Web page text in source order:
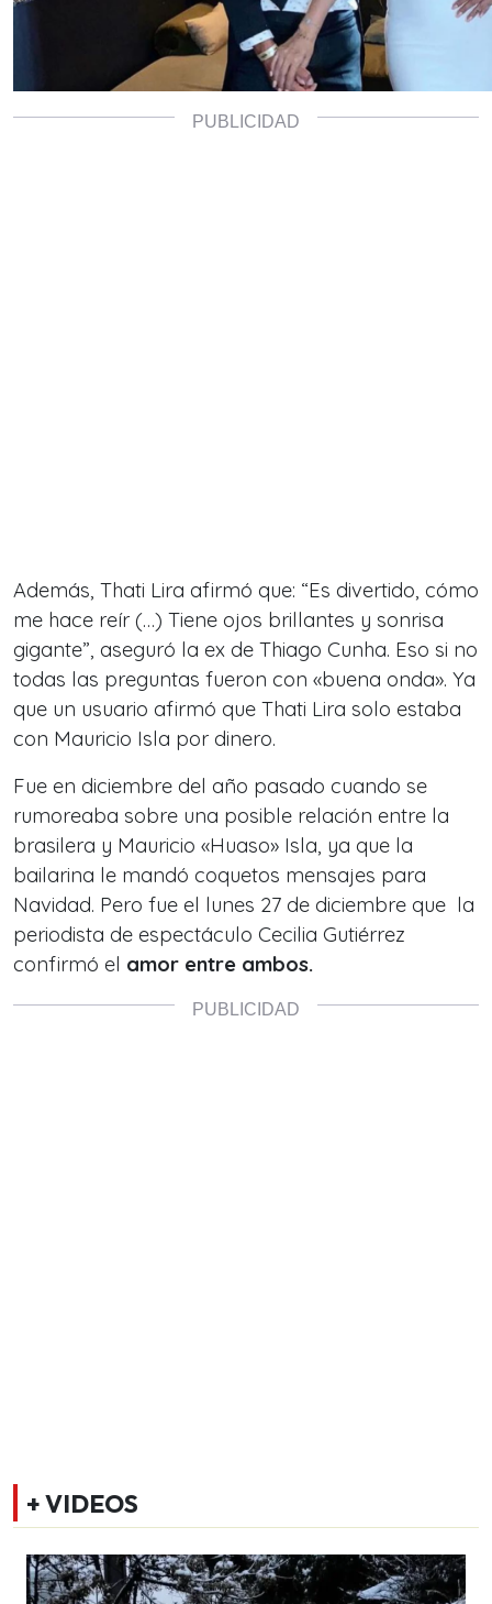
Además, Thati Lira afirmó que: “Es divertido, cómo
me hace reír (…) Tiene ojos brillantes y sonrisa
gigante”, aseguró la ex de Thiago Cunha. Eso si no
todas las preguntas fueron con «buena onda». Ya
que un usuario afirmó que Thati Lira solo estaba
con Mauricio Isla por dinero.
Fue en diciembre del año pasado cuando se
rumoreaba sobre una posible relación entre la
brasilera y Mauricio «Huaso» Isla, ya que la
bailarina le mandó coquetos mensajes para
Navidad. Pero fue el lunes 27 de diciembre que la
periodista de espectáculo Cecilia Gutiérrez
confirmó el amor entre ambos.
+ VIDEOS